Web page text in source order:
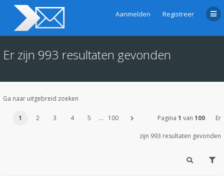
Aanmelden Registreer
Er zijn 993 resultaten gevonden
Ga naar uitgebreid zoeken
1 2 3 4 5 … 100 Pagina 1 van 100 Er
zijn 993 resultaten gevonden